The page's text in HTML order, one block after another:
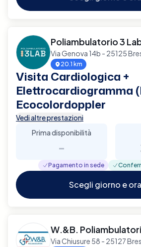
Poliambulatorio 3
Via Genova 14b - 25125
20.1 km
Visita Cardiologica +
Elettrocardiogramma
Ecocolordoppler
Vedi altre prestazioni
Prima disponibilità
-
Pagamento in sede
Scegli giorno e ora
W.&B. Poliambulatori
Via Chiusure 58 - 25127